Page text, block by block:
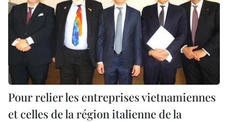
Pour relier les entreprises vietnamiennes
et celles de la région italienne de la